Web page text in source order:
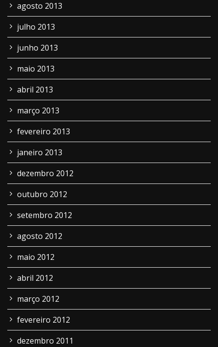
agosto 2013
julho 2013
junho 2013
maio 2013
abril 2013
março 2013
fevereiro 2013
janeiro 2013
dezembro 2012
outubro 2012
setembro 2012
agosto 2012
maio 2012
abril 2012
março 2012
fevereiro 2012
dezembro 2011